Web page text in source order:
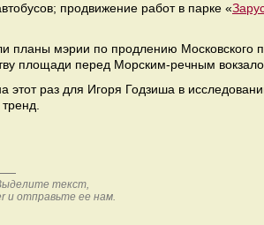
продвижение работ в парке «
планы мэрии по продлению Московского
площади перед Морским-речным
этот раз для Игоря Годзиша в
текст,
и отправьте ее нам.